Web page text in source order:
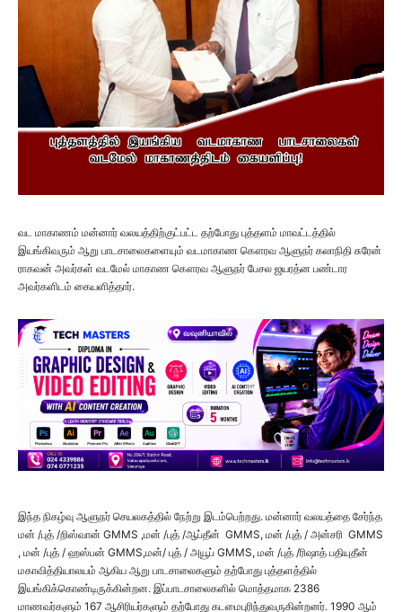
வட மாகாணம் மன்னார் வலயத்திற்குட்பட்ட தற்போது புத்தளம் மாவட்டத்தில்
இயங்கிவரும் ஆறு பாடசாலைகளையும் வடமாகாண கௌரவ ஆளுநர் கலாநிதி சுரேன்
ராகவன் அவர்கள் வடமேல் மாகாண கௌரவ ஆளுநர் பேசல ஜயரத்ன பண்டார
அவர்களிடம் கையளித்தார்.
இந்த நிகழ்வு ஆளுநர் செயலகத்தில் நேற்று இடம்பெற்றது. மன்னார் வலயத்தை சேர்ந்த
மன் /புத் /றிஸ்வான் GMMS ,மன் /புத் /ஆப்தீன் GMMS, மன் /புத் / அன்சரி GMMS
, மன் /புத் / ஹஸ்பன் GMMS,மன்/ புத் / அயூப் GMMS, மன் /புத் /ரிஷாத் பதியுதீன்
மகாவித்தியாலயம் ஆகிய ஆறு பாடசாலைகளும் தற்போது புத்தளத்தில்
இயங்கிக்கொண்டிருக்கின்றன. இப்பாடசாலைகளில் மொத்தமாக 2386
மாணவர்களும் 167 ஆசிரியர்களும் தற்போது கடமைபுரிந்துவருகின்றனர். 1990 ஆம்